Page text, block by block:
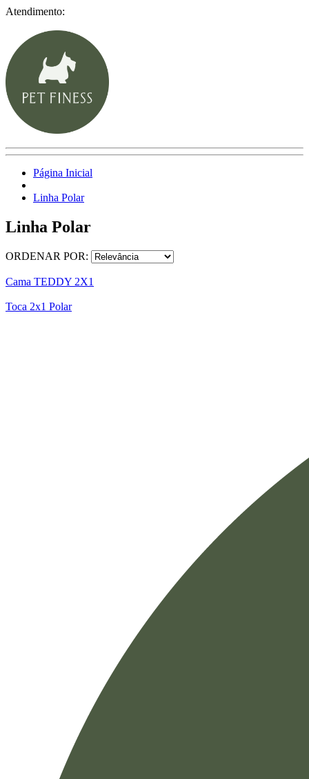
Atendimento:
Página Inicial
Linha Polar
Linha Polar
ORDENAR POR:
Cama TEDDY 2X1
Toca 2x1 Polar